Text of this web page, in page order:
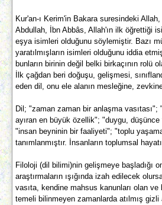
Kur'an-ı Kerim'in Bakara suresindeki
Abdullah, İbn Abbâs, Allah'ın ilk öğrettiği
eşya isimleri olduğunu söylemiştir. Bazı
yaratılmışların isimleri olduğunu iddia
bunların birinin değil belki birkaçının rolü
İlk çağdan beri doğuşu, gelişmesi,
eden dil, onu ele alanın mesleğine,
Dil; "zaman zaman bir anlaşma
ayıran en büyük özellik"; "duygu,
"insan beyninin bir faaliyeti"; "toplu
tanımlanmıştır. İnsanların toplumsal
Filoloji (dil bilimi)nin gelişmeye başladığı
araştırmaların ışığında izah edilecek
vasıta, kendine mahsus kanunları olan
temeli bilinmeyen zamanlarda atılmış